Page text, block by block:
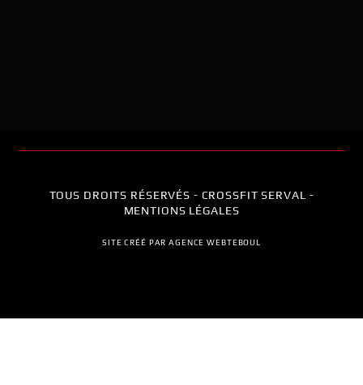
TOUS DROITS RÉSERVÉS - CROSSFIT SERVAL -
MENTIONS LÉGALES
SITE CRÉÉ PAR AGENCE WEBTEBOUL